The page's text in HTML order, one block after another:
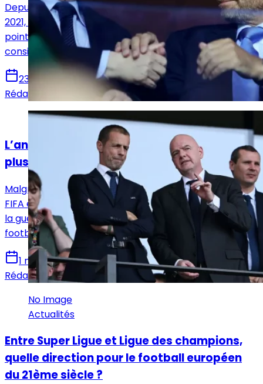
Depuis l’annonce de la Super Ligue européenne en
2021, les relations entre le Real Madrid et l’UEFA sont au
point mort. Aleksander Čeferin, président de l'UEFA,
considère Florentino Pérez comme un ennemi.
23 novembre 2024
Rédaction Le Journal du Real
Actualités
L’antagonisme entre l’UEFA et la FIFA est
plus actuel que jamais
Malgré les apparences, l’UEFA est en conflit avec la
FIFA et elle dispose désormais d’un allié de poids dans
la guerre froide qui l’oppose à l’organisation qui régit le
football mondial.
1 novembre 2024
Rédaction Le Journal du Real
No Image
Actualités
Entre Super Ligue et Ligue des champions,
quelle direction pour le football européen
du 21ème siècle ?